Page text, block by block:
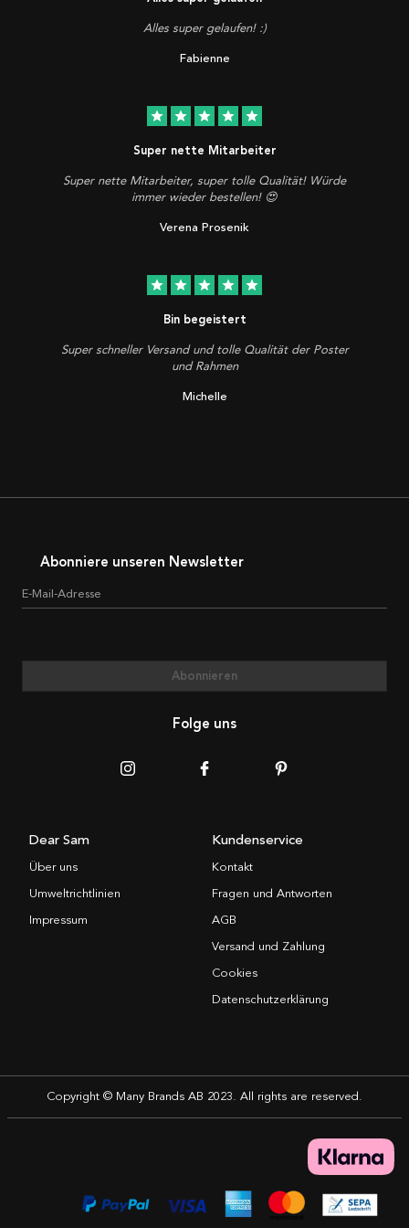
Alles super gelaufen! :)
Fabienne
star star star star star
Super nette Mitarbeiter
Super nette Mitarbeiter, super tolle Qualität! Würde
immer wieder bestellen! 😍
Verena Prosenik
star star star star star
Bin begeistert
Super schneller Versand und tolle Qualität der Poster
und Rahmen
Michelle
Abonniere unseren Newsletter
E-Mail-Adresse
Abonnieren
Folge uns
Dear Sam
Über uns
Umweltrichtlinien
Impressum
Kundenservice
Kontakt
Fragen und Antworten
AGB
Versand und Zahlung
Cookies
Datenschutzerklärung
Copyright © Many Brands AB 2023. All rights are reserved.